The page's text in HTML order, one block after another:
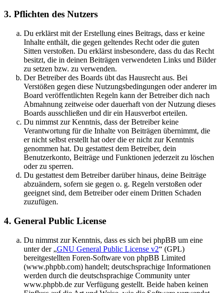
3. Pflichten des Nutzers
Du erklärst mit der Erstellung eines Beitrags, dass er keine
Inhalte enthält, die gegen geltendes Recht oder die guten
Sitten verstoßen. Du erklärst insbesondere, dass du das Recht
besitzt, die in deinen Beiträgen verwendeten Links und Bilder
zu setzen bzw. zu verwenden.
Der Betreiber des Boards übt das Hausrecht aus. Bei
Verstößen gegen diese Nutzungsbedingungen oder anderer im
Board veröffentlichten Regeln kann der Betreiber dich nach
Abmahnung zeitweise oder dauerhaft von der Nutzung dieses
Boards ausschließen und dir ein Hausverbot erteilen.
Du nimmst zur Kenntnis, dass der Betreiber keine
Verantwortung für die Inhalte von Beiträgen übernimmt, die
er nicht selbst erstellt hat oder die er nicht zur Kenntnis
genommen hat. Du gestattest dem Betreiber, dein
Benutzerkonto, Beiträge und Funktionen jederzeit zu löschen
oder zu sperren.
Du gestattest dem Betreiber darüber hinaus, deine Beiträge
abzuändern, sofern sie gegen o. g. Regeln verstoßen oder
geeignet sind, dem Betreiber oder einem Dritten Schaden
zuzufügen.
4. General Public License
Du nimmst zur Kenntnis, dass es sich bei phpBB um eine
unter der „GNU General Public License v2“ (GPL)
bereitgestellten Foren-Software von phpBB Limited
(www.phpbb.com) handelt; deutschsprachige Informationen
werden durch die deutschsprachige Community unter
www.phpbb.de zur Verfügung gestellt. Beide haben keinen